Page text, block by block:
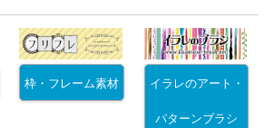
枠・フレーム素材 イラレのアート・
パターンブラシ